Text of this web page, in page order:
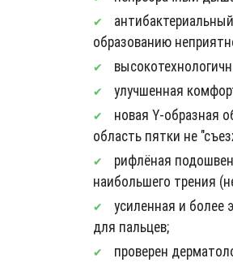
образованию
улучшенная
новая Y-образная
область пятки не
рифлёная
наибольшего трения
усиленная и более
для пальцев;
проверен